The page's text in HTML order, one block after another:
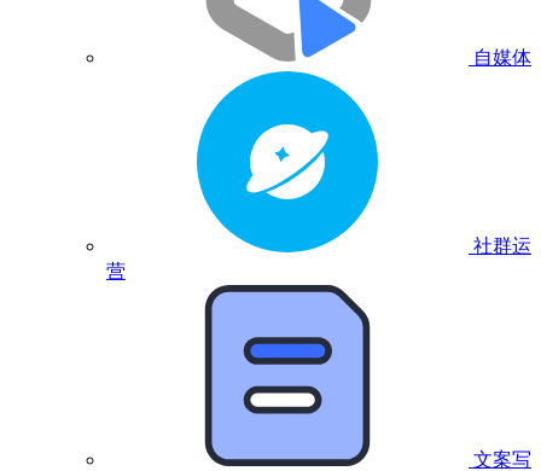
自媒体
社群运
营
文案写